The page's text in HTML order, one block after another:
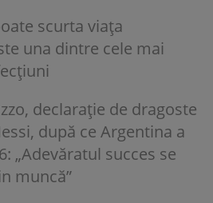
scurta viața
una dintre cele mai
declarație de dragoste
după ce Argentina a
„Adevăratul succes se
muncă”